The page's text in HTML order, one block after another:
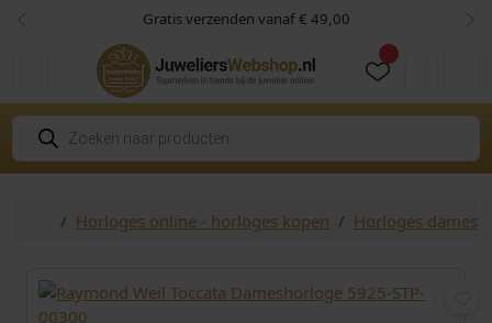
Skip to content
Skip to footer Gratis verzenden vanaf € 49,00
Vorige
P
o
d
HomeHorloges online - horloges kopen Horloges dames